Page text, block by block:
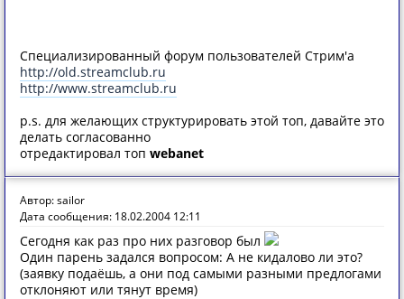
Специализированный форум пользователей Стрим'а
http://old.streamclub.ru
http://www.streamclub.ru
p.s. для желающих структурировать этой топ, давайте это
делать согласованно
отредактировал топ webanet
Автор: sailor
Дата сообщения: 18.02.2004 12:11
Сегодня как раз про них разговор был
Один парень задался вопросом: А не кидалово ли это?
(заявку подаёшь, а они под самыми разными предлогами
отклоняют или тянут время)